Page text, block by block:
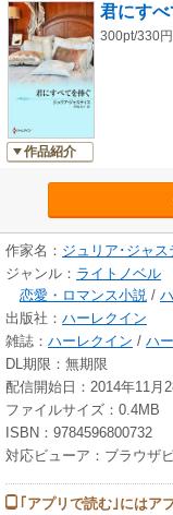
作品紹介
君にす
300pt/330
作家名： ジュリア･ジャス
ジャンル： ライトノベル
恋愛・ロマンス小説 /
出版社： ハーレクイン
雑誌： ハーレクイン / ハ
DL期限：無期限
配信開始日：2014年11月
ファイルサイズ：0.4MB
ISBN：9784596800732
対応ビューア：ブラウザ
｢アプリで読む｣にはア